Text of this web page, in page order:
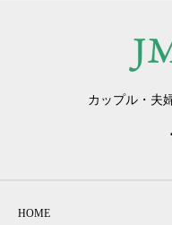
カップル・夫
HOME